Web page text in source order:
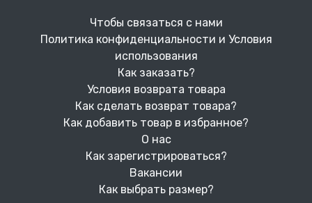
Чтобы связаться с нами
Политика конфиденциальности и Условия
использования
Как заказать?
Условия возврата товара
Как сделать возврат товара?
Как добавить товар в избранное?
О нас
Как зарегистрироваться?
Вакансии
Как выбрать размер?